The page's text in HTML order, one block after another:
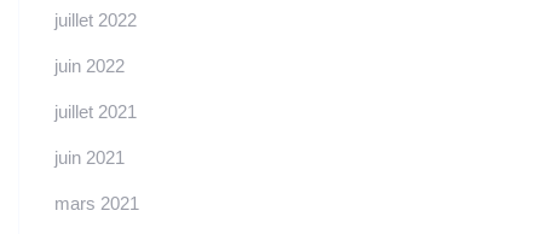
juillet 2022
juin 2022
juillet 2021
juin 2021
mars 2021